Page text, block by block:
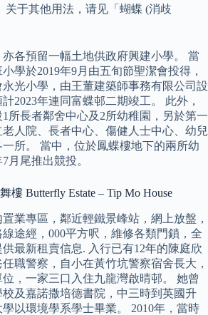
关于其他用法，请见「蝴蝶 (消歧
各預留一幅土地供政府興建小學。 當
學於2019年9月由五旬節聖潔會投得，
光小學，由王董建築師事務有限公司設
2023年連同富蝶邨二期竣工。 此外，
所長者鄰舍中心及2所幼稚園，另於第一
人院、長者中心、傷健人士中心、幼兒
所。 當中，位於鳳蝶樓地下的兩所幼
月尾推出競投。
樓 Butterfly Estate – Tip Mo House
業專區，鄰近輕鐵景峰站，網上放盤，
途經，000平方呎，維修各類門鎖，全
最新租賣信息. 入行已有12年的陳庭欣
職警察，自小在黃竹坑警察宿舍長大，
，一家三口入住九龍灣啟晴邨。 她曾
及嘉諾撒培德書院，中三時到英國升
以環境學系學士畢業。 2010年，當時